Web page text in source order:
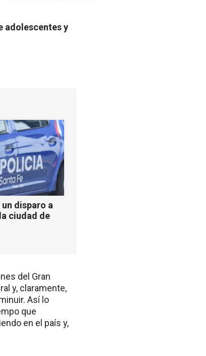
adolescentes y
disparo a
ciudad de
del Gran
y, claramente,
Así lo
que
en el país y,